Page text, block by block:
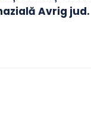
Avrig jud.